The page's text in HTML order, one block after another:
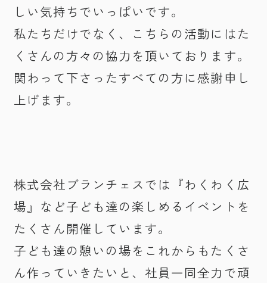
しい気持ちでいっぱいです。
私たちだけでなく、こちらの活動にはた
くさんの方々の協力を頂いております。
関わって下さったすべての方に感謝申し
上げます。
株式会社ブランチェスでは『わくわく広
場』など子ども達の楽しめるイベントを
たくさん開催しています。
子ども達の憩いの場をこれからもたくさ
ん作っていきたいと、社員一同全力で頑